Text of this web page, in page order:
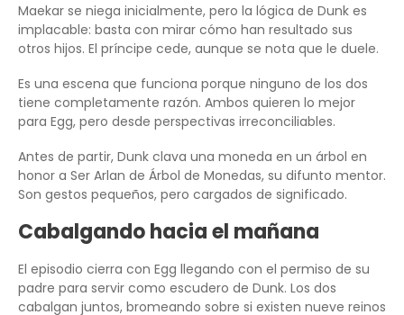
Maekar se niega inicialmente, pero la lógica de Dunk es
implacable: basta con mirar cómo han resultado sus
otros hijos. El príncipe cede, aunque se nota que le duele.
Es una escena que funciona porque ninguno de los dos
tiene completamente razón. Ambos quieren lo mejor
para Egg, pero desde perspectivas irreconciliables.
Antes de partir, Dunk clava una moneda en un árbol en
honor a Ser Arlan de Árbol de Monedas, su difunto mentor.
Son gestos pequeños, pero cargados de significado.
Cabalgando hacia el mañana
El episodio cierra con Egg llegando con el permiso de su
padre para servir como escudero de Dunk. Los dos
cabalgan juntos, bromeando sobre si existen nueve reinos